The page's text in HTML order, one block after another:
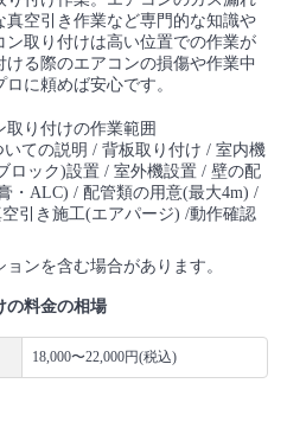
空引き作業など専門的な知識や
取り付けは高い位置での作業が
る際のエアコンの損傷や作業中
に頼めば安心です。
り付けの作業範囲
ての説明 / 背板取り付け / 室内機
ロック)設置 / 室外機設置 / 壁の配
・ALC) / 配管類の用意(最大4m) /
引き施工(エアパージ) /動作確認
ンを含む場合があります。
の料金の相場
18,000〜22,000円(税込)